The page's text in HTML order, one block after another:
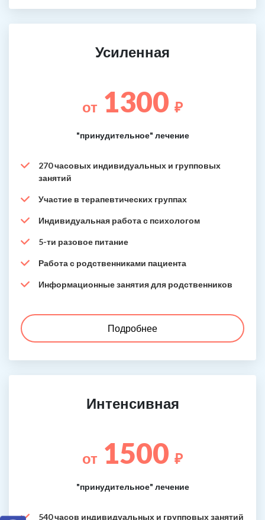
Усиленная
от 1300 ₽
"принудительное" лечение
270 часовых индивидуальных и групповых
занятий
Участие в терапевтических группах
Индивидуальная работа с психологом
5-ти разовое питание
Работа с родственниками пациента
Информационные занятия для родственников
Подробнее
Интенсивная
от 1500 ₽
"принудительное" лечение
540 часов индивидуальных и групповых занятий